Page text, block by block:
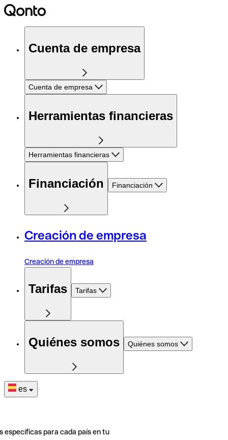
Cuenta de empresa
Cuenta de empresa
Herramientas financieras
Herramientas financieras
Financiación Financiación
Creación de empresa
Creación de empresa
Tarifas Tarifas
Quiénes somos Quiénes somos
es
específicas para cada país en tu